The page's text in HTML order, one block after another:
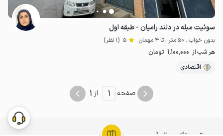
سوئیت مبله در دلند رامیان - طبقه اول
بدون خواب . 50 متر . تا 4 مهمان 5 (1 نظر)
هر شب از 1٬100٬000 تومان
اقتصادی
صفحه 1 از 1